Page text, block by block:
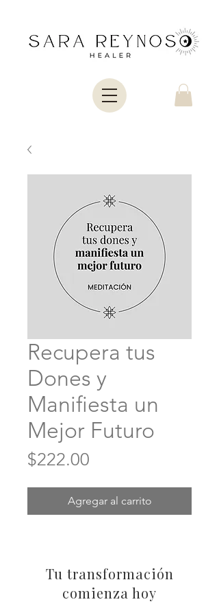
Recupera tus
Dones y
Manifiesta un
Mejor Futuro
$222.00
Agregar al carrito
Tu transformación
comienza hoy